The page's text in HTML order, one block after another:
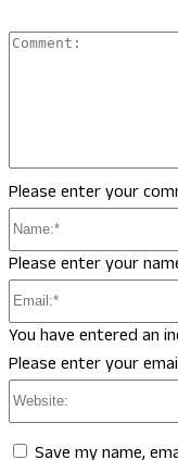
Please enter your
Please enter your
You have entered an
Please enter your
Save my name,